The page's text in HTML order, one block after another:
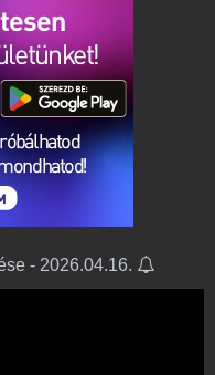
- 2026.04.16.